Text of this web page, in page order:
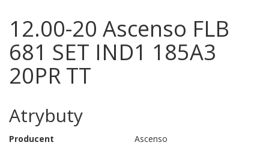
12.00-20 Ascenso FLB
681 SET IND1 185A3
20PR TT
Atrybuty
Producent
Ascenso